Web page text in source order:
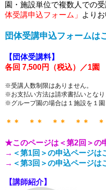
園・施設単位で複数人での
体受講申込フォーム」
より
団体受講申込フォームは
【団体受講料】
各回 7,500円（税込）／1園
※受講人数制限はありません。
※お支払い方法は請求書払いとなり
※グループ園の場合は１施設を１園
＊＊ ＊＊ ＊＊ ＊＊
★このページは＜第2回＞の
→ ＜第1回＞の申込ページは
→ ＜第3回＞の申込ページは
【講師紹介】